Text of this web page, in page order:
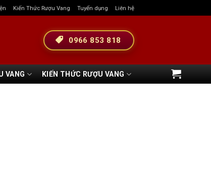
Kiến Thức Rượu Vang Tuyển dụng Liên hệ
0966 853 818
VANG KIẾN THỨC RƯỢU VANG